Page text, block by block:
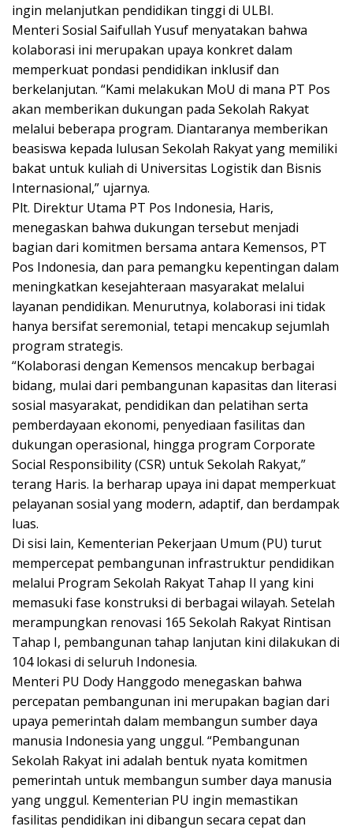
ingin melanjutkan pendidikan tinggi di ULBI.
Menteri Sosial Saifullah Yusuf menyatakan bahwa
kolaborasi ini merupakan upaya konkret dalam
memperkuat pondasi pendidikan inklusif dan
berkelanjutan. “Kami melakukan MoU di mana PT Pos
akan memberikan dukungan pada Sekolah Rakyat
melalui beberapa program. Diantaranya memberikan
beasiswa kepada lulusan Sekolah Rakyat yang memiliki
bakat untuk kuliah di Universitas Logistik dan Bisnis
Internasional,” ujarnya.
Plt. Direktur Utama PT Pos Indonesia, Haris,
menegaskan bahwa dukungan tersebut menjadi
bagian dari komitmen bersama antara Kemensos, PT
Pos Indonesia, dan para pemangku kepentingan dalam
meningkatkan kesejahteraan masyarakat melalui
layanan pendidikan. Menurutnya, kolaborasi ini tidak
hanya bersifat seremonial, tetapi mencakup sejumlah
program strategis.
“Kolaborasi dengan Kemensos mencakup berbagai
bidang, mulai dari pembangunan kapasitas dan literasi
sosial masyarakat, pendidikan dan pelatihan serta
pemberdayaan ekonomi, penyediaan fasilitas dan
dukungan operasional, hingga program Corporate
Social Responsibility (CSR) untuk Sekolah Rakyat,”
terang Haris. Ia berharap upaya ini dapat memperkuat
pelayanan sosial yang modern, adaptif, dan berdampak
luas.
Di sisi lain, Kementerian Pekerjaan Umum (PU) turut
mempercepat pembangunan infrastruktur pendidikan
melalui Program Sekolah Rakyat Tahap II yang kini
memasuki fase konstruksi di berbagai wilayah. Setelah
merampungkan renovasi 165 Sekolah Rakyat Rintisan
Tahap I, pembangunan tahap lanjutan kini dilakukan di
104 lokasi di seluruh Indonesia.
Menteri PU Dody Hanggodo menegaskan bahwa
percepatan pembangunan ini merupakan bagian dari
upaya pemerintah dalam membangun sumber daya
manusia Indonesia yang unggul. “Pembangunan
Sekolah Rakyat ini adalah bentuk nyata komitmen
pemerintah untuk membangun sumber daya manusia
yang unggul. Kementerian PU ingin memastikan
fasilitas pendidikan ini dibangun secara cepat dan